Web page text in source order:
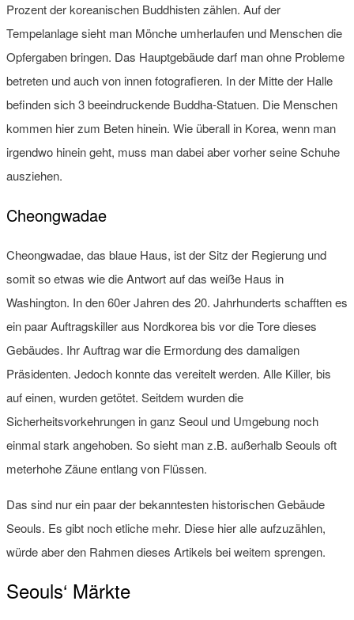
Prozent der koreanischen Buddhisten zählen. Auf der
Tempelanlage sieht man Mönche umherlaufen und Menschen die
Opfergaben bringen. Das Hauptgebäude darf man ohne Probleme
betreten und auch von innen fotografieren. In der Mitte der Halle
befinden sich 3 beeindruckende Buddha-Statuen. Die Menschen
kommen hier zum Beten hinein. Wie überall in Korea, wenn man
irgendwo hinein geht, muss man dabei aber vorher seine Schuhe
ausziehen.
Cheongwadae
Cheongwadae, das blaue Haus, ist der Sitz der Regierung und
somit so etwas wie die Antwort auf das weiße Haus in
Washington. In den 60er Jahren des 20. Jahrhunderts schafften es
ein paar Auftragskiller aus Nordkorea bis vor die Tore dieses
Gebäudes. Ihr Auftrag war die Ermordung des damaligen
Präsidenten. Jedoch konnte das vereitelt werden. Alle Killer, bis
auf einen, wurden getötet. Seitdem wurden die
Sicherheitsvorkehrungen in ganz Seoul und Umgebung noch
einmal stark angehoben. So sieht man z.B. außerhalb Seouls oft
meterhohe Zäune entlang von Flüssen.
Das sind nur ein paar der bekanntesten historischen Gebäude
Seouls. Es gibt noch etliche mehr. Diese hier alle aufzuzählen,
würde aber den Rahmen dieses Artikels bei weitem sprengen.
Seouls‘ Märkte